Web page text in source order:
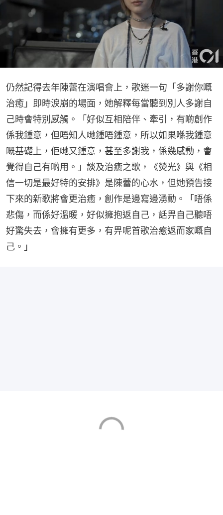
仍然記得去年陳蕾在演唱會上，歌迷一句「多謝你嘅
治癒」即時淚崩的場面，她解釋每當聽到別人多謝自
己時會特別感觸。「好似互相陪伴、牽引，有啲創作
係我鍾意，但唔知人哋鍾唔鍾意，所以如果喺我鍾意
嘅基礎上，佢哋又鍾意，甚至多謝我，係幾感動，會
覺得自己有啲用。」談及治癒之歌，《熒光》與《相
信一切是最好特的安排》是陳蕾的心水，但她預告接
下來的新歌將會更治癒，創作是邊寫邊湧動。「唔係
悲傷，而係好溫暖，好似擁抱返自己，話畀自己聽唔
好驚失去，會擁有更多，有畀呢首歌治癒返而家嘅自
己。」